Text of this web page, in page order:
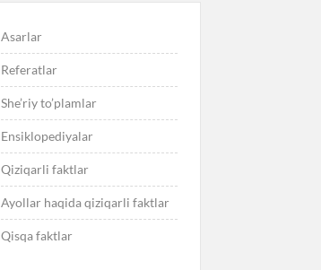
Asarlar
Referatlar
She’riy to’plamlar
Ensiklopediyalar
Qiziqarli faktlar
Ayollar haqida qiziqarli faktlar
Qisqa faktlar